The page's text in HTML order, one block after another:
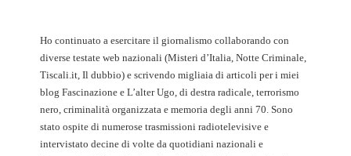
Ho continuato a esercitare il giornalismo collaborando con
diverse testate web nazionali (Misteri d’Italia, Notte Criminale,
Tiscali.it, Il dubbio) e scrivendo migliaia di articoli per i miei
blog Fascinazione e L’alter Ugo, di destra radicale, terrorismo
nero, criminalità organizzata e memoria degli anni 70. Sono
stato ospite di numerose trasmissioni radiotelevisive e
intervistato decine di volte da quotidiani nazionali e